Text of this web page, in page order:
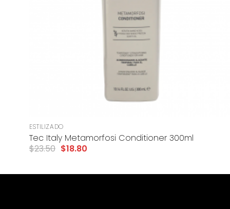
ESTILIZADO
Tec Italy Metamorfosi Conditioner 300ml
$23.50 $18.80